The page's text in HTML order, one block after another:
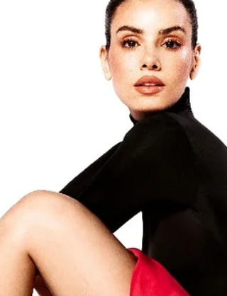
história, acaba de revelar as principais
tendências que devem guiar o turismo em
2026. Elaborada pelos especialistas da
operadora em parceria com profissionais e
destinos ao redor do mu